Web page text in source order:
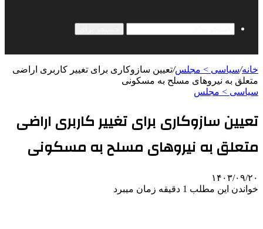
خانه/سیاسی > مجلس/تعیین سازوکاری برای تغییر کاربری اراضی
متعلق به نیروهای مسلح به مسکونی
سیاسی > مجلس
تعیین سازوکاری برای تغییر کاربری اراضی
متعلق به نیروهای مسلح به مسکونی
۱۴۰۳/۰۹/۲۰
خواندن این مطلب 1 دقیقه زمان میبرد